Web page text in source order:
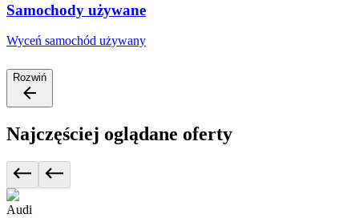
Samochody używane
Wyceń samochód używany
Rozwiń
Najczęściej oglądane oferty
Audi